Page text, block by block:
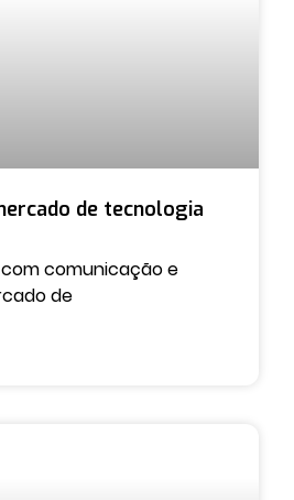
de tecnologia
comunicação e
de